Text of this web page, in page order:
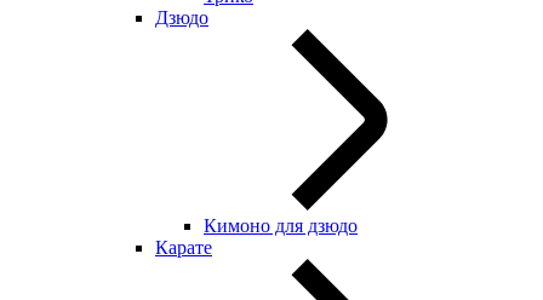
Дзюдо
Кимоно для дзюдо
Карате